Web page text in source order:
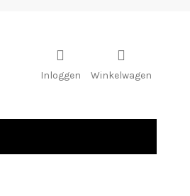
Inloggen Winkelwagen